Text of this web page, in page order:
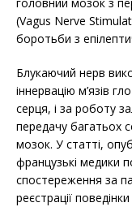
(Vagus Nerve
боротьби з
Блукаючий нерв
іннервацію м’язів
серця, і за роботу
передачу багатьох
мозок. У статті,
французькі медики
спостереження за
реєстрації